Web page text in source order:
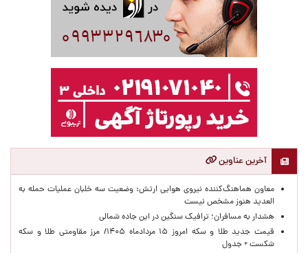
آخرین عناوین
معاون هماهنگ‌کننده نیروی هوایی ارتش: وضعیت سه خلبان عملیات حمله به
العدید هنوز مشخص نیست
هشدار به مسافران؛ ترافیک سنگین در این جاده شمالی
قیمت جدید طلا و سکه امروز ۱۵ مردادماه ۱۴۰۵/ مرز مقاومتی طلا و سکه
شکست + جدول